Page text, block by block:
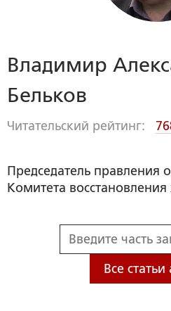
Владимир
Бельков
Читательский рейтинг:
Председатель правления
Комитета
Все статьи